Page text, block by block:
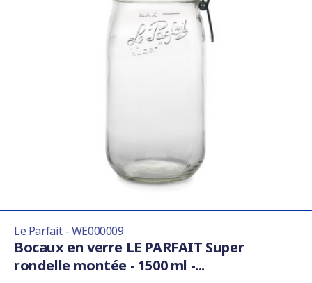
Le Parfait - WE000009
Bocaux en verre LE PARFAIT Super
rondelle montée - 1500 ml -...